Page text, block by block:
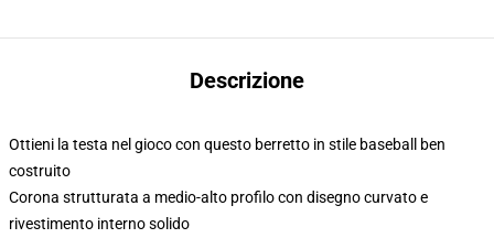
Descrizione
Ottieni la testa nel gioco con questo berretto in stile baseball ben
costruito
Corona strutturata a medio-alto profilo con disegno curvato e
rivestimento interno solido